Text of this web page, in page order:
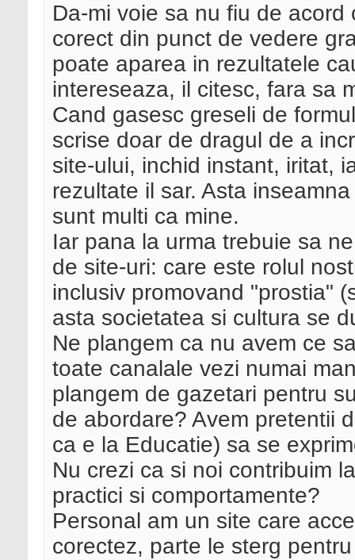
Da-mi voie sa nu fiu de
corect din punct de vedere
poate aparea in rezultatele
intereseaza, il citesc, fara sa
Cand gasesc greseli de
scrise doar de dragul de a
site-ului, inchid instant, iritat,
rezultate il sar. Asta
sunt multi ca mine.
Iar pana la urma trebuie sa
de site-uri: care este rolul
inclusiv promovand "prostia"
asta societatea si cultura se
Ne plangem ca nu avem ce
toate canalale vezi numai
plangem de gazetari pentru
de abordare? Avem pretentii
ca e la Educatie) sa se
Nu crezi ca si noi contribuim
practici si comportamente?
Personal am un site care
corectez, parte le sterg